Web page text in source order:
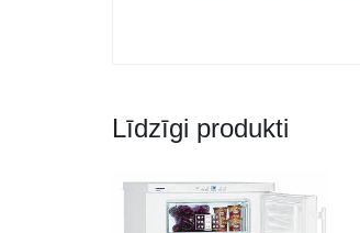
Līdzīgi produkti